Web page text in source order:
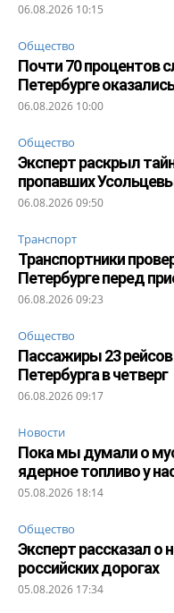
06.08.2026 10:15
Общество
Почти 70 процентов
Петербурге
06.08.2026 10:00
Общество
Эксперт раскрыл
пропавших
06.08.2026 09:50
Транспорт
Транспортники
Петербурге перед
06.08.2026 09:23
Общество
Пассажиры 23
Петербурга в четверг
06.08.2026 09:17
Новости
Пока мы думали о
ядерное топливо у
05.08.2026 18:14
Общество
Эксперт рассказал о
российских дорогах
05.08.2026 17:34